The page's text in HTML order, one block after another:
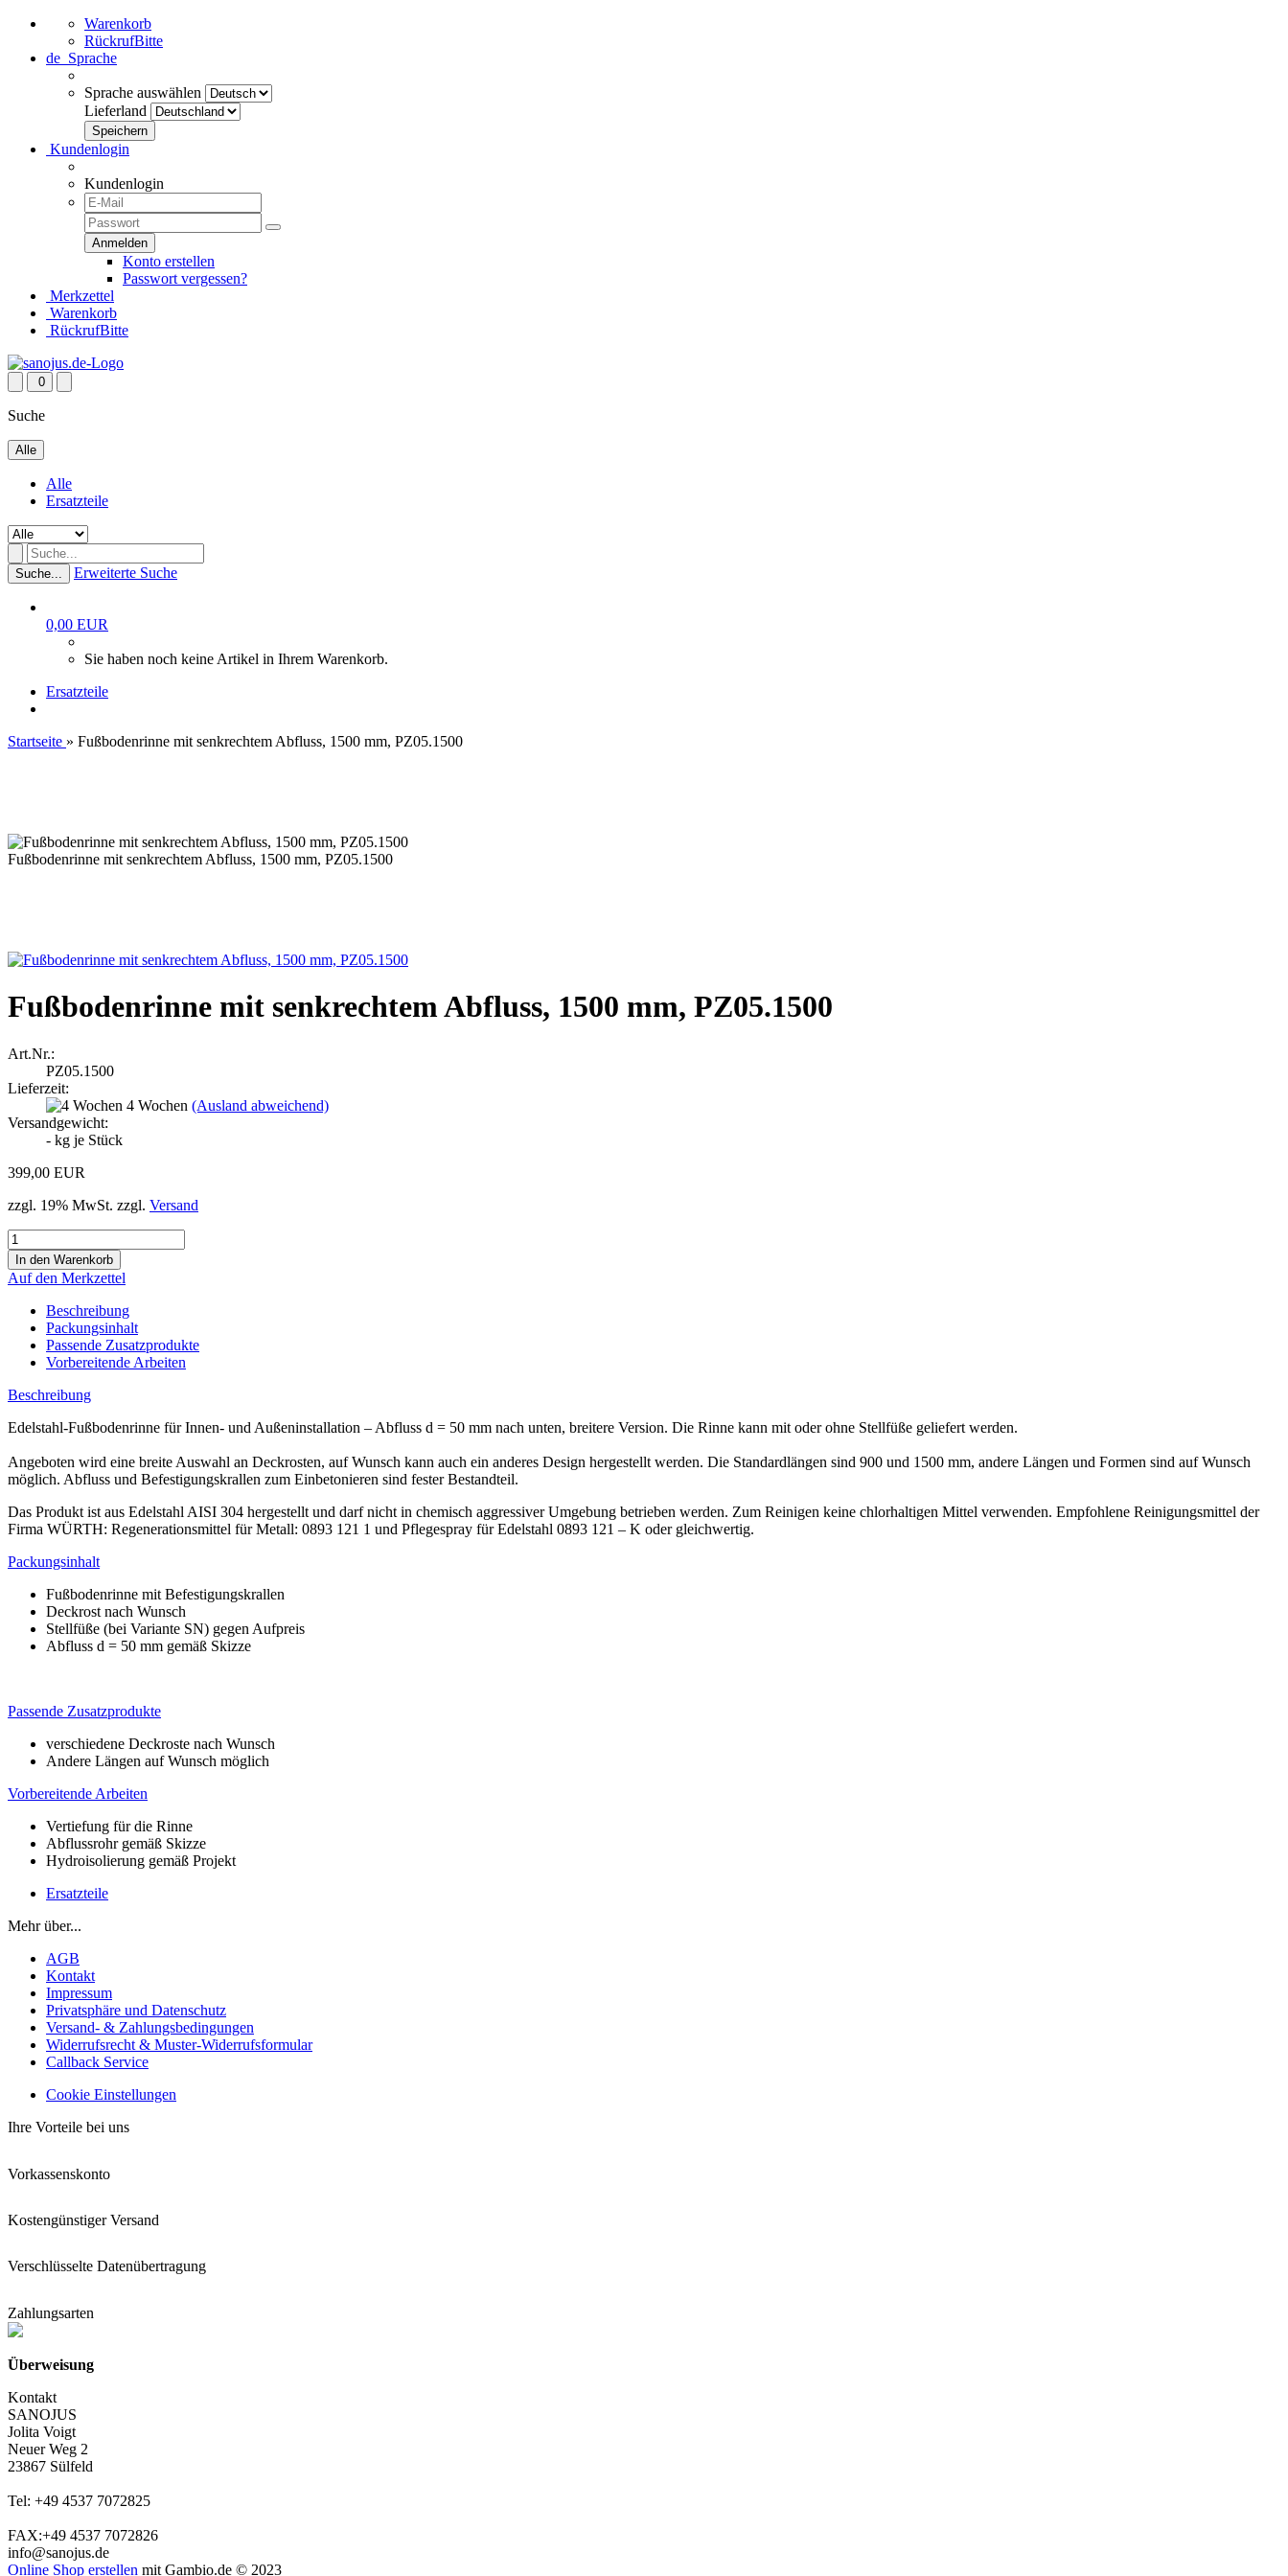
Warenkorb
RückrufBitte
de Sprache
Sprache auswählen
Lieferland
Kundenlogin
Kundenlogin
Konto erstellen
Passwort vergessen?
Merkzettel
Warenkorb
RückrufBitte
0
Suche
Alle
Alle
Ersatzteile
Suche... Erweiterte Suche
0,00 EUR
Sie haben noch keine Artikel in Ihrem Warenkorb.
Ersatzteile
Startseite » Fußbodenrinne mit senkrechtem Abfluss, 1500 mm, PZ05.1500
Fußbodenrinne mit senkrechtem Abfluss, 1500 mm, PZ05.1500
Fußbodenrinne mit senkrechtem Abfluss, 1500 mm, PZ05.1500
Art.Nr.:
PZ05.1500
Lieferzeit:
4 Wochen (Ausland abweichend)
Versandgewicht:
- kg je Stück
399,00 EUR
zzgl. 19% MwSt. zzgl. Versand
Auf den Merkzettel
Beschreibung
Packungsinhalt
Passende Zusatzprodukte
Vorbereitende Arbeiten
Beschreibung
Edelstahl-Fußbodenrinne für Innen- und Außeninstallation – Abfluss d = 50 mm nach unten, breitere Version. Die Rinne kann mit oder ohne Stellfüße geliefert werden.
Angeboten wird eine breite Auswahl an Deckrosten, auf Wunsch kann auch ein anderes Design hergestellt werden. Die Standardlängen sind 900 und 1500 mm, andere Längen und Formen sind auf Wunsch
möglich. Abfluss und Befestigungskrallen zum Einbetonieren sind fester Bestandteil.
Das Produkt ist aus Edelstahl AISI 304 hergestellt und darf nicht in chemisch aggressiver Umgebung betrieben werden. Zum Reinigen keine chlorhaltigen Mittel verwenden. Empfohlene Reinigungsmittel der
Firma WÜRTH: Regenerationsmittel für Metall: 0893 121 1 und Pflegespray für Edelstahl 0893 121 – K oder gleichwertig.
Packungsinhalt
Fußbodenrinne mit Befestigungskrallen
Deckrost nach Wunsch
Stellfüße (bei Variante SN) gegen Aufpreis
Abfluss d = 50 mm gemäß Skizze
Passende Zusatzprodukte
verschiedene Deckroste nach Wunsch
Andere Längen auf Wunsch möglich
Vorbereitende Arbeiten
Vertiefung für die Rinne
Abflussrohr gemäß Skizze
Hydroisolierung gemäß Projekt
Ersatzteile
Mehr über...
AGB
Kontakt
Impressum
Privatsphäre und Datenschutz
Versand- & Zahlungsbedingungen
Widerrufsrecht & Muster-Widerrufsformular
Callback Service
Cookie Einstellungen
Ihre Vorteile bei uns
Vorkassenskonto
Kostengünstiger Versand
Verschlüsselte Datenübertragung
Zahlungsarten
Überweisung
Kontakt
SANOJUS
Jolita Voigt
Neuer Weg 2
23867 Sülfeld
Tel: +49 4537 7072825
FAX:+49 4537 7072826
info@sanojus.de
Online Shop erstellen mit Gambio.de © 2023